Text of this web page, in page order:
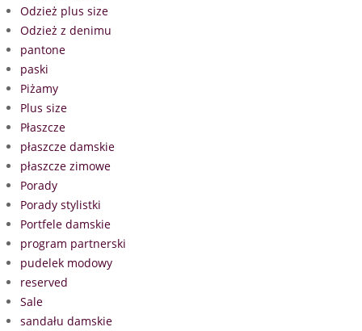
Odzież plus size
Odzież z denimu
pantone
paski
Piżamy
Plus size
Płaszcze
płaszcze damskie
płaszcze zimowe
Porady
Porady stylistki
Portfele damskie
program partnerski
pudelek modowy
reserved
Sale
sandału damskie